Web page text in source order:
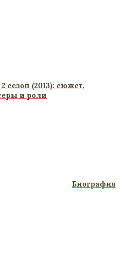
сезон (2013): сюжет,
и роли
Биография